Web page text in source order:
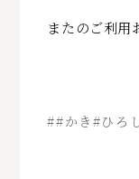
またのご利用
##かき#ひろ